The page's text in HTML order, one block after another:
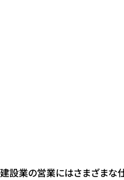
建設業の営業にはさまざまな